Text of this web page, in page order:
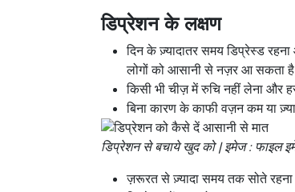
डिप्रेशन के लक्षण
दिन के ज़्यादातर समय डिप्रेस्ड
लोगों को आसानी से नज़र आ सकता
किसी भी चीज़ में रुचि नहीं लेना और
बिना कारण के काफी वज़न कम या
डिप्रेशन से बचाये खुद को | इमेज : फाइल
ज़रूरत से ज़्यादा समय तक सोते